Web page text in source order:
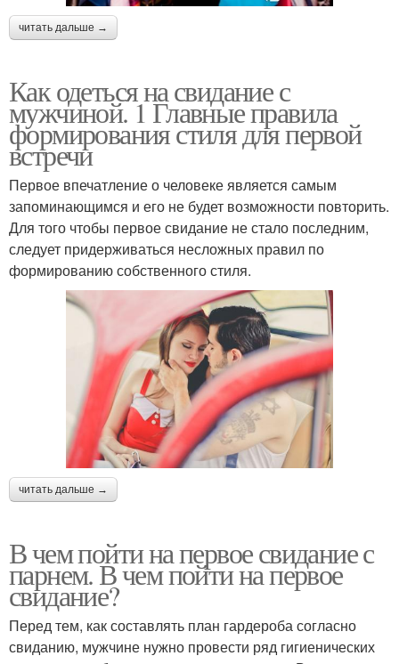
читать дальше →
Как одеться на свидание с
мужчиной. 1 Главные правила
формирования стиля для первой
встречи
Первое впечатление о человеке является самым
запоминающимся и его не будет возможности повторить.
Для того чтобы первое свидание не стало последним,
следует придерживаться несложных правил по
формированию собственного стиля.
читать дальше →
В чем пойти на первое свидание с
парнем. В чем пойти на первое
свидание?
Перед тем, как составлять план гардероба согласно
свиданию, мужчине нужно провести ряд гигиенических